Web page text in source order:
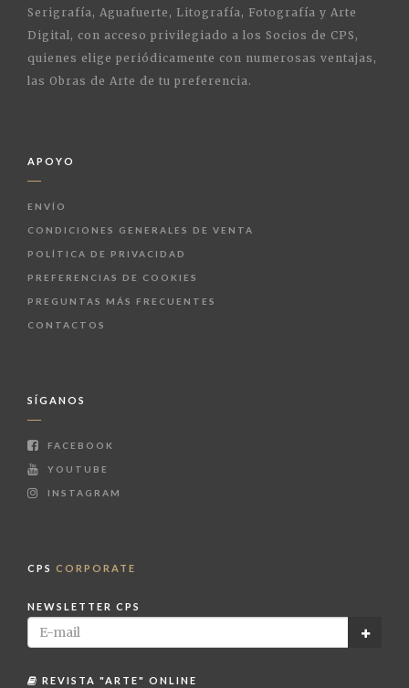
Serigrafía, Aguafuerte, Litografía, Fotografía y Arte
Digital, con acceso privilegiado a los Socios de CPS,
quienes elige periódicamente con numerosas ventajas,
las Obras de Arte de tu preferencia.
APOYO
ENVÍO
CONDICIONES GENERALES DE VENTA
POLÍTICA DE PRIVACIDAD
PREFERENCIAS DE COOKIES
PREGUNTAS MÁS FRECUENTES
CONTACTOS
SÍGANOS
FACEBOOK
YOUTUBE
INSTAGRAM
CPS CORPORATE
NEWSLETTER CPS
REVISTA "ARTE" ONLINE